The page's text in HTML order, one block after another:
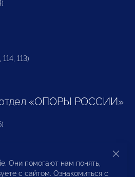
113)
«ОПОРЫ РОССИИ»
предпринимателей и
Они помогают нам понять,
с сайтом. Ознакомиться с